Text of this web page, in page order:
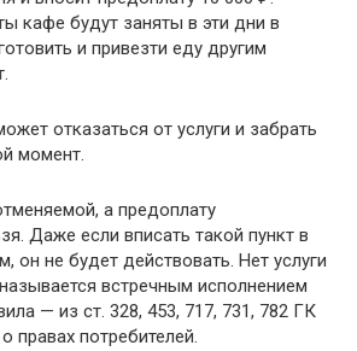
кафе будут заняты в эти дни в
и привезти еду другим
отказаться от услуги и забрать
момент.
а предоплату
Даже если вписать такой пункт в
он не будет действовать. Нет услуги
встречным исполнением
— из ст. 328, 453, 717, 731, 782 ГК
правах потребителей.